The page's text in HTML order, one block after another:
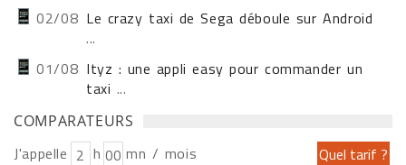
02/08 Le crazy taxi de Sega déboule sur Android
...
01/08 Ityz : une appli easy pour commander un
taxi ...
COMPARATEURS
J'appelle h
mn / mois